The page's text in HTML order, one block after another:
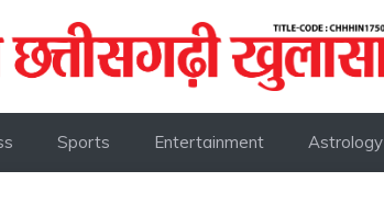
Sports Entertainment Astrology